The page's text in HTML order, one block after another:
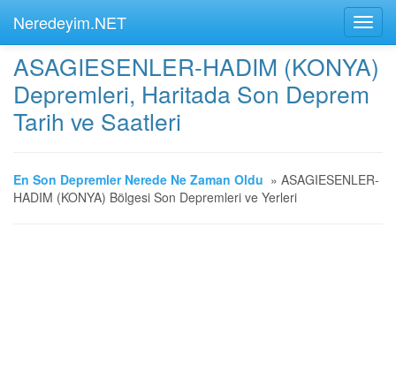
Neredeyim.NET
ASAGIESENLER-HADIM (KONYA)
Depremleri, Haritada Son Deprem
Tarih ve Saatleri
En Son Depremler Nerede Ne Zaman Oldu » ASAGIESENLER-
HADIM (KONYA) Bölgesi Son Depremleri ve Yerleri